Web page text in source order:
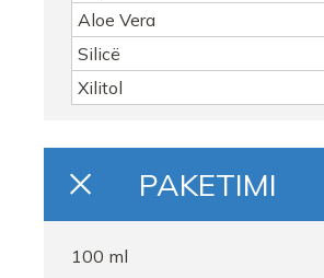
Farmaci Elda
Farmaci LINDALU
FARMACI ORNELA MUHA
Farmaci Elda
Aloe Vera
Silicë
Xilitol
PAKETIMI
100 ml